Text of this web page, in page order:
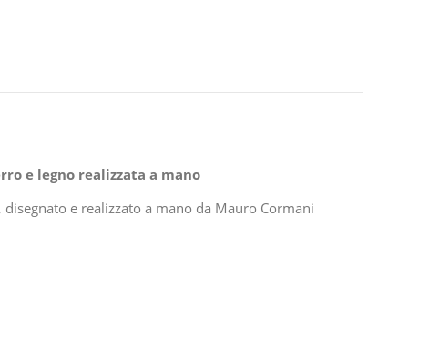
e legno realizzata a mano
e realizzato a mano da Mauro Cormani